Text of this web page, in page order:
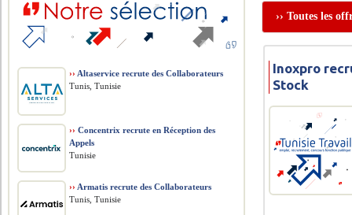
›› Toutes les
Inoxpro
Stock
›› Altaservice recrute des Collaborateurs
Tunis, Tunisie
›› Concentrix recrute en Réception des
Appels
Tunisie
›› Armatis recrute des Collaborateurs
Tunis, Tunisie